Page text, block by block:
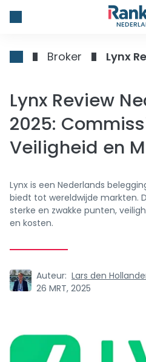
Broker Lynx
Lynx Review
2025:
Veiligheid en
Lynx is een Nederlands
biedt tot wereldwijde markten.
sterke en zwakke punten,
en kosten.
Auteur: Lars den
26 MRT, 2025